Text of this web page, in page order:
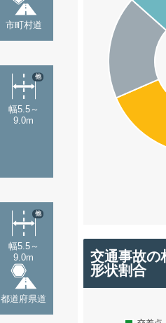
市町村道
幅5.5～
9.0m
他
幅5.5～
9.0m
他
都道府県道
交通事故の
形状割合